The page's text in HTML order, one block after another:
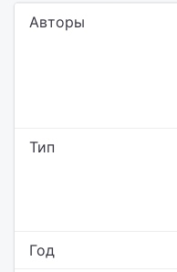
Авторы
Тип
Год